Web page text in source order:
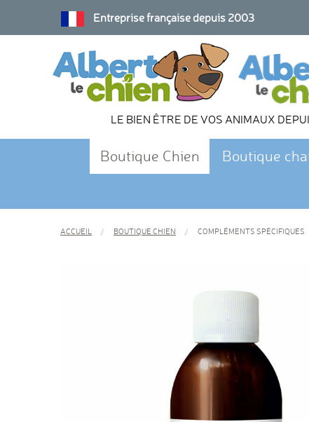
Entreprise française depuis 2003
LE BIEN ÊTRE DE VOS ANIMAUX
Boutique Chien Boutique
ACCUEIL BOUTIQUE CHIEN COMPLÉMENTS SPÉCIFIQUES